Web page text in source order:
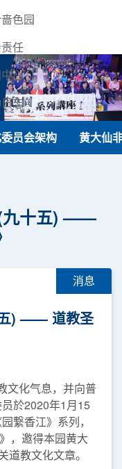
色园
任
心
志
们
员会架构 黄大仙
(九十五) ——
消息
五) —— 道教圣
文化气息，并向普
於2020年1月15
繋香江》系列，
，邀得本园黄大
教文化文章。